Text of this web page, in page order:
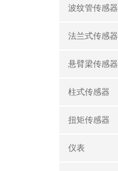
波纹管传感器
法兰式传感器
悬臂梁传感器
柱式传感器
扭矩传感器
仪表